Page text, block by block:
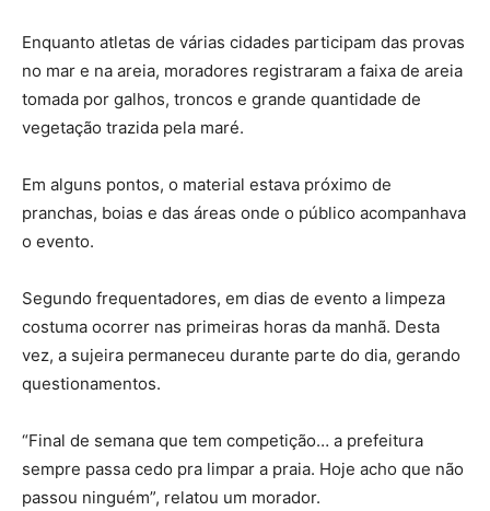
Enquanto atletas de várias cidades participam das provas
no mar e na areia, moradores registraram a faixa de areia
tomada por galhos, troncos e grande quantidade de
vegetação trazida pela maré.
Em alguns pontos, o material estava próximo de
pranchas, boias e das áreas onde o público acompanhava
o evento.
Segundo frequentadores, em dias de evento a limpeza
costuma ocorrer nas primeiras horas da manhã. Desta
vez, a sujeira permaneceu durante parte do dia, gerando
questionamentos.
“Final de semana que tem competição… a prefeitura
sempre passa cedo pra limpar a praia. Hoje acho que não
passou ninguém”, relatou um morador.